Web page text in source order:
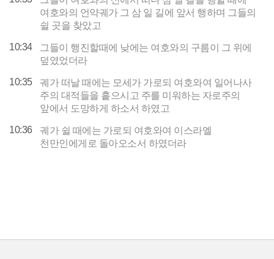
여호와의 언약궤가 그 삼 일 길에 앞서 행하며 그들의
쉴 곳을 찾았고
10:34
그들이 행진할때에 낮에는 여호와의 구름이 그 위에
덮였었더라
10:35
궤가 떠날 때에는 모세가 가로되 여호와여 일어나사
주의 대적들을 흩으시고 주를 미워하는 자로주의
앞에서 도망하게 하소서 하였고
10:36
궤가 쉴 때에는 가로되 여호와여 이스라엘
천만인에게로 돌아오소서 하였더라